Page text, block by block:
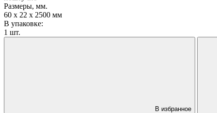
Размеры, мм.
60 х 22 х 2500 мм
В упаковке:
1 шт.
В избранное